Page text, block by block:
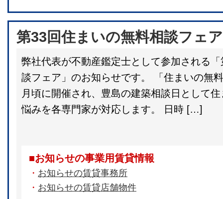
第33回住まいの無料相談フェ
弊社代表が不動産鑑定士として参加される
談フェア」のお知らせです。 「住まいの無
月頃に開催され、豊島の建築相談日として
悩みを各専門家が対応します。 日時 […]
■お知らせの事業用賃貸情報
・ お知らせの賃貸事務所
・ お知らせの賃貸店舗物件